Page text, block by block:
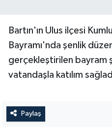
Bartın'ın Ulus ilçesi
Bayramı'nda şenlik
gerçekleştirilen bayram
vatandaşla katılım
Paylaş